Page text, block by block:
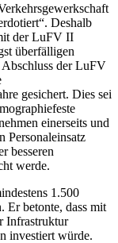
Deshalb
der LuFV II
überfälligen
Abschluss der LuFV
gesichert. Dies sei
einerseits und
Personaleinsatz
besseren
werde.
1.500
Er betonte, dass mit
Infrastruktur
investiert würde.